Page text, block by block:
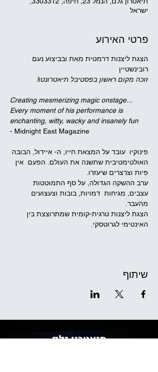
ישראל
פרטי האירוע
הצגת ליצנות דרמטית מאת ובביצוע נעם
רובינשטיין
זוכה מקום ראשון בפסטיבל תיאטרונטו!
Creating mesmerizing magic onstage...
Every moment of his performance is
enchanting, witty, wacky and insanely fun
- Midnight East Magazine
פינוקיו  עובד על המצאת חייו, ה- איידול, הבובה
האולטימטיבית שתשנה את העולם. הפעם  אין
פיות וצרצרים שיעזרו.
ערב ההשקה הגדולה, על סף התמוטטות
עצבים, מגיחות  דמויות, בובות וצעצועים
מהעבר.
הצגת ליצנות טרגית-קומית שמתרוצצת בין
האינטימי לגרוטסקי.
שיתוף
תיאטרון גֶּלֶם